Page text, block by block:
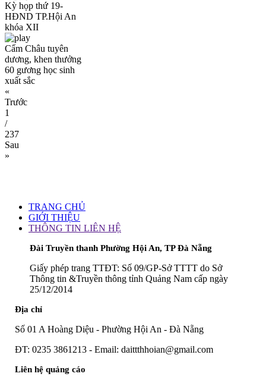
Kỳ họp thứ 19-
HĐND TP.Hội An
khóa XII
Cẩm Châu tuyên
dương, khen thưởng
60 gương học sinh
xuất sắc
«
Trước
1
/
237
Sau
»
TRANG CHỦ
GIỚI THIỆU
THÔNG TIN LIÊN HỆ
Đài Truyền thanh Phường Hội An, TP Đà Nẵng
Giấy phép trang TTĐT: Số 09/GP-Sở TTTT do Sở
Thông tin &Truyền thông tỉnh Quảng Nam cấp ngày
25/12/2014
Địa chỉ
Số 01 A Hoàng Diệu - Phường Hội An - Đà Nẵng
ĐT: 0235 3861213 - Email: daittthhoian@gmail.com
Liên hệ quảng cáo